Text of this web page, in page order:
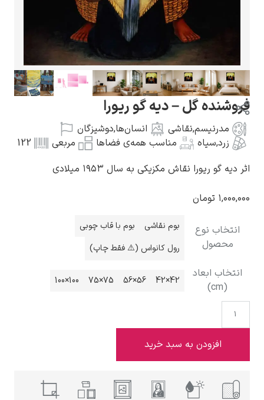
گوستاو کلیمت
ادوارد مونک
کامی پیسارو
ادوارد هاپر
گل – دیه گو ریورا
مدرنیسم ,نقاشی انسان‌ها دوشیزگان
سیاه مناسب همه‌ی فضاها مربعی
122
گو ریورا نقاش مکزیکی به سال ۱۹۵۳ میلادی
تومان
نوع
بوم نقاشی
بوم با قاب چوبی
رول کانواس (⚠️ فقط چاپ)
ابعاد
42×42
56×56
75×75
100×100
افزودن به سبد خرید